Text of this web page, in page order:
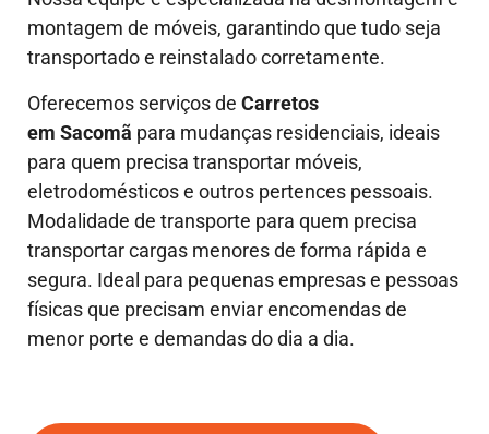
montagem de móveis, garantindo que tudo seja
transportado e reinstalado corretamente.
Oferecemos serviços de Carretos
em Sacomã para mudanças residenciais, ideais
para quem precisa transportar móveis,
eletrodomésticos e outros pertences pessoais.
Modalidade de transporte para quem precisa
transportar cargas menores de forma rápida e
segura. Ideal para pequenas empresas e pessoas
físicas que precisam enviar encomendas de
menor porte e demandas do dia a dia.